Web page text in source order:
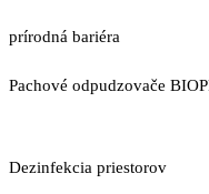
prírodná bariéra
Pachové odpudzovače
Dezinfekcia priestorov